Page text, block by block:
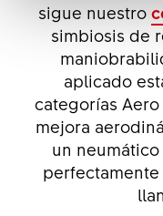
sigue nuestro
simbiosis de
aplicado
categorías
mejora
un